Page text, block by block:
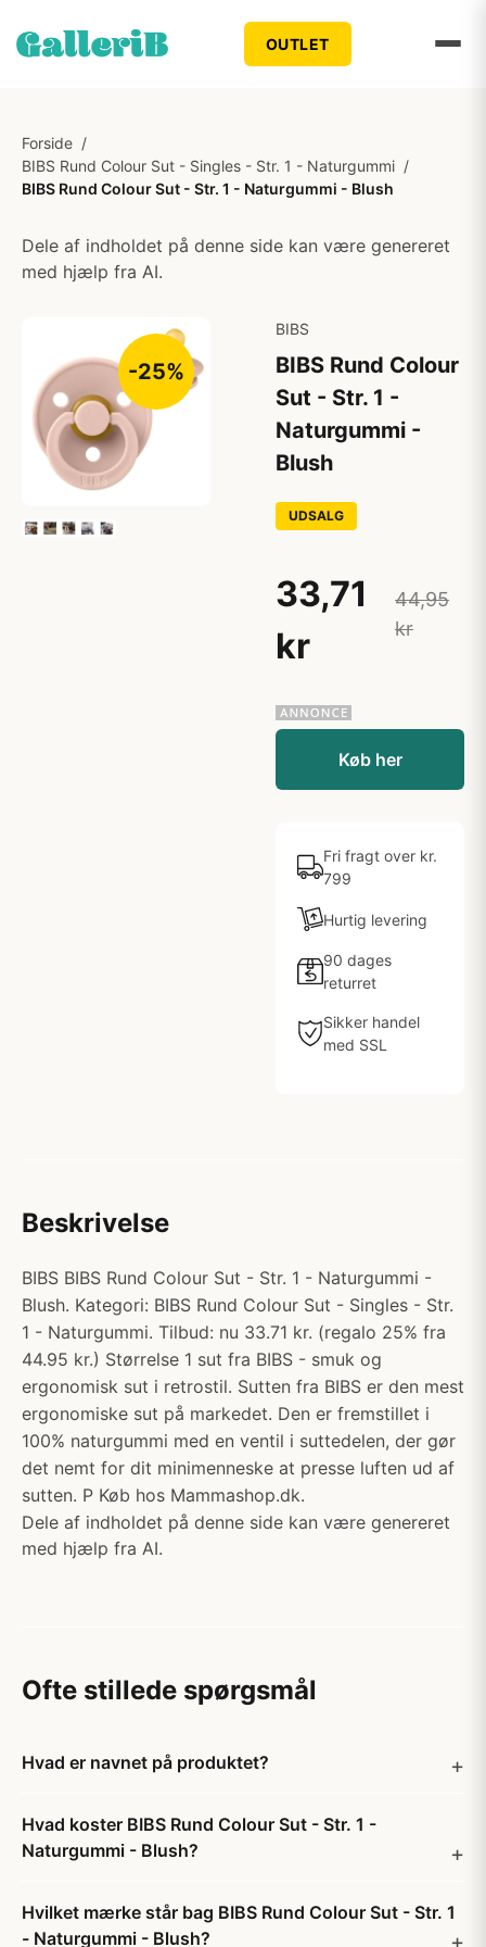
OUTLET
Forside /
BIBS Rund Colour Sut - Singles - Str. 1 - Naturgummi /
BIBS Rund Colour Sut - Str. 1 - Naturgummi - Blush
Dele af indholdet på denne side kan være genereret
med hjælp fra AI.
-25%
BIBS
BIBS Rund Colour
Sut - Str. 1 -
Naturgummi -
Blush
UDSALG
33,71
kr
44,95
kr
Køb her
Fri fragt over kr.
799
Hurtig levering
90 dages
returret
Sikker handel
med SSL
Beskrivelse
BIBS BIBS Rund Colour Sut - Str. 1 - Naturgummi -
Blush. Kategori: BIBS Rund Colour Sut - Singles - Str.
1 - Naturgummi. Tilbud: nu 33.71 kr. (regalo 25% fra
44.95 kr.) Størrelse 1 sut fra BIBS - smuk og
ergonomisk sut i retrostil. Sutten fra BIBS er den mest
ergonomiske sut på markedet. Den er fremstillet i
100% naturgummi med en ventil i suttedelen, der gør
det nemt for dit minimenneske at presse luften ud af
sutten. P Køb hos Mammashop.dk.
Dele af indholdet på denne side kan være genereret
med hjælp fra AI.
Ofte stillede spørgsmål
Hvad er navnet på produktet?
Hvad koster BIBS Rund Colour Sut - Str. 1 -
Naturgummi - Blush?
Hvilket mærke står bag BIBS Rund Colour Sut - Str. 1
- Naturgummi - Blush?